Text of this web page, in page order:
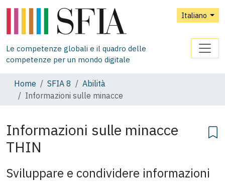
Italiano
Le competenze globali e il quadro delle
competenze per un mondo digitale
Home SFIA 8
Abilità
Informazioni sulle minacce
Informazioni sulle minacce
THIN
Sviluppare e condividere informazioni